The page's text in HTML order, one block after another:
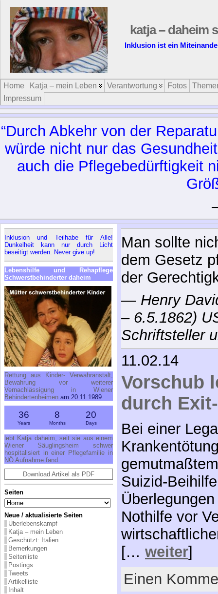
katja – daheim
Inklusion ist ein
Home Katja – mein Leben Verantwortung Fotos
Impressum
“Durch Abkehr von der
würde nicht nur das
auch die Pflegebedürftigkeit
Inklusion und Teilhabe für Alle!
Dunkelheit kann nur durch Licht
beseitigt werden. Never give up!
Lebenshilfe und Rehapflege
Schwerstbehinderter daheim
Rettung aus Kinder- Verwahranstalt,
Bewahrung vor weiterer
Vernachlässigung in Wiener
Behindertenheimen am 20.11.1989.
36
Years
8
Months
20
Days
lebt Katja daheim, seit sie aus einem
Wiener Säuglingsheim schwer
hospitalisiert in einer Pflegefamilie in
NÖ Aufnahme fand.
Download Artikel als PDF
Seiten
Neue / aktualisierte Seiten
Überlebenskampf
Katja – mein Leben
Geschützt: Italien
Bemerkungen
Seitenliste
Postings
Tweets
Artikelliste
Inhalt
Man sollte
dem Gesetz
der
— Henry
– 6.5.1862)
Schriftsteller
11.02.14
Vorschub
durch
Bei einer
Suizid-
Nothilfe vor
[… weiter]
Einen